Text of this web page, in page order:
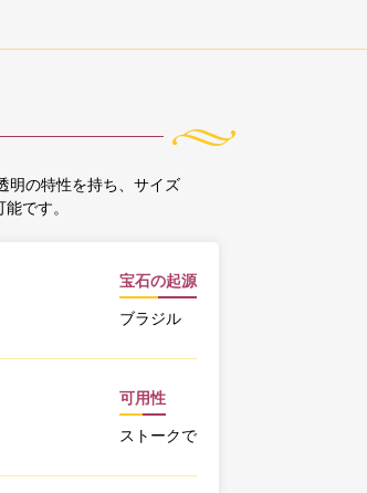
明の特性を持ち、サイズ
です。
宝石の起源
ブラジル
可用性
ストークで